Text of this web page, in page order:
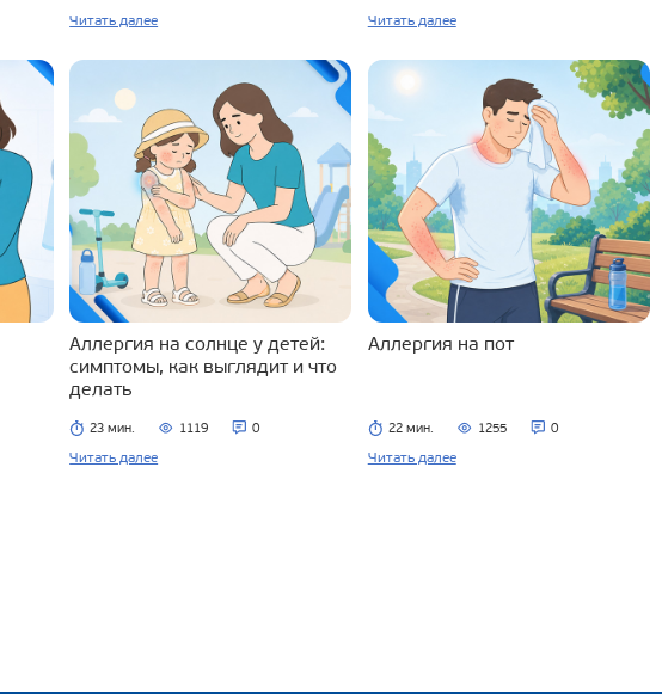
Читать далее Читать далее
Аллергия на солнце у детей:
симптомы, как выглядит и что
делать
23 мин. 1119 0
Читать далее
Аллергия на пот
22 мин. 1255 0
Читать далее